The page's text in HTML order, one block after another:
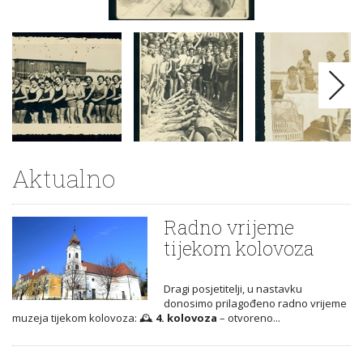
Aktualno
Radno vrijeme
tijekom kolovoza
Dragi posjetitelji, u nastavku
donosimo prilagođeno radno vrijeme
muzeja tijekom kolovoza: 🕰️ 4. kolovoza – otvoreno...